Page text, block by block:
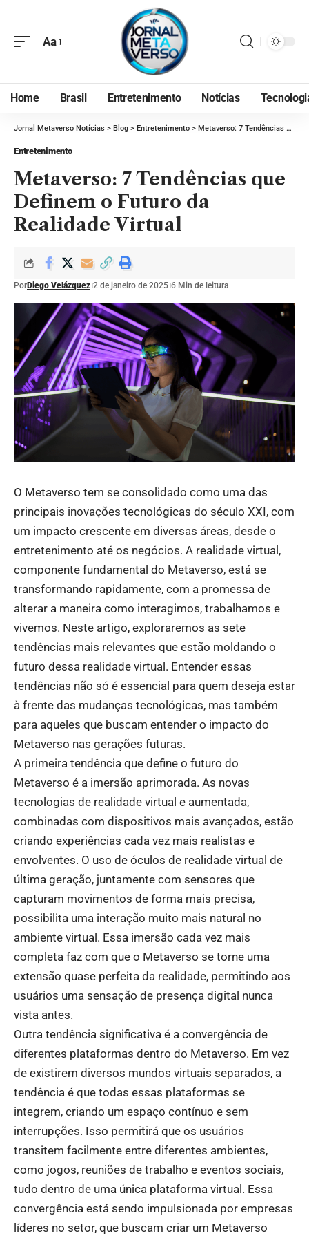
Aa
Home Brasil Entretenimento Notícias
Jornal Metaverso Notícias > Blog > Entretenimento > Metaverso: 7 Tendências que Definem o Futuro da Realidade Virtual
Entretenimento
Metaverso: 7 Tendências que
Definem o Futuro da
Realidade Virtual
PorDiego Velázquez 2 de janeiro de 2025 6 Min de leitura
O Metaverso tem se consolidado como uma das
principais inovações tecnológicas do século XXI, com
um impacto crescente em diversas áreas, desde o
entretenimento até os negócios. A realidade virtual,
componente fundamental do Metaverso, está se
transformando rapidamente, com a promessa de
alterar a maneira como interagimos, trabalhamos e
vivemos. Neste artigo, exploraremos as sete
tendências mais relevantes que estão moldando o
futuro dessa realidade virtual. Entender essas
tendências não só é essencial para quem deseja estar
à frente das mudanças tecnológicas, mas também
para aqueles que buscam entender o impacto do
Metaverso nas gerações futuras.
A primeira tendência que define o futuro do
Metaverso é a imersão aprimorada. As novas
tecnologias de realidade virtual e aumentada,
combinadas com dispositivos mais avançados, estão
criando experiências cada vez mais realistas e
envolventes. O uso de óculos de realidade virtual de
última geração, juntamente com sensores que
capturam movimentos de forma mais precisa,
possibilita uma interação muito mais natural no
ambiente virtual. Essa imersão cada vez mais
completa faz com que o Metaverso se torne uma
extensão quase perfeita da realidade, permitindo aos
usuários uma sensação de presença digital nunca
vista antes.
Outra tendência significativa é a convergência de
diferentes plataformas dentro do Metaverso. Em vez
de existirem diversos mundos virtuais separados, a
tendência é que todas essas plataformas se
integrem, criando um espaço contínuo e sem
interrupções. Isso permitirá que os usuários
transitem facilmente entre diferentes ambientes,
como jogos, reuniões de trabalho e eventos sociais,
tudo dentro de uma única plataforma virtual. Essa
convergência está sendo impulsionada por empresas
líderes no setor, que buscam criar um Metaverso